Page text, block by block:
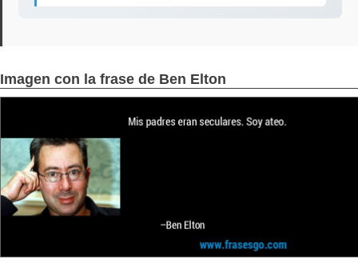
Imagen con la frase de Ben Elton